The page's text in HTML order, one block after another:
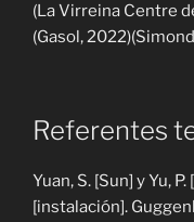
(La Virreina Centre
(Gasol,
Referentes
Yuan, S. [Sun] y Yu,
[instalación].